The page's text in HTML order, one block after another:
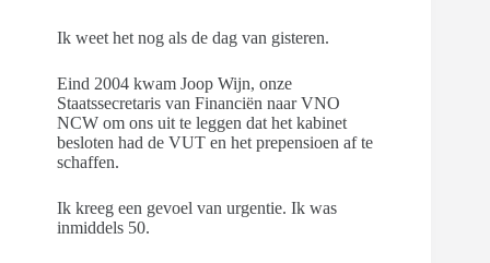
Ik weet het nog als de dag van gisteren.
Eind 2004 kwam Joop Wijn, onze
Staatssecretaris van Financiën naar VNO
NCW om ons uit te leggen dat het kabinet
besloten had de VUT en het prepensioen af te
schaffen.
Ik kreeg een gevoel van urgentie. Ik was
inmiddels 50.